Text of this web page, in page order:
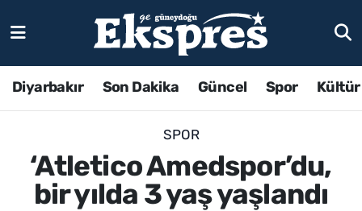
Diyarbakır Son Dakika Güncel Spor
SPOR
‘Atletico Amedspor’du,
bir yılda 3 yaş yaşlandı